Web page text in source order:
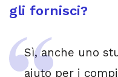
gli fornisci?
Sì, anche uno
aiuto per i